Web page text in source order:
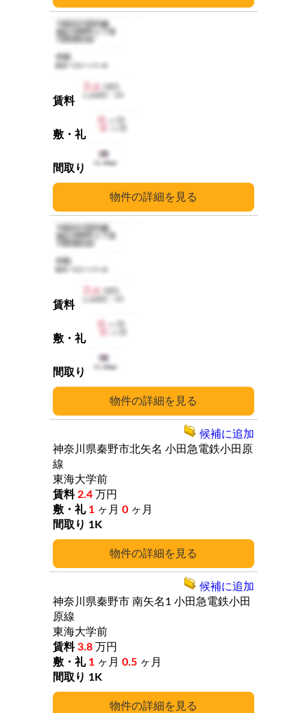
詳細
詳細
詳細
神奈川県秦野市北矢名 小田急電鉄小田原
線
東海大学前
2.4 万円
1 ヶ月 0 ヶ月
1K
候補に追加
詳細
神奈川県秦野市 南矢名1 小田急電鉄小田
原線
東海大学前
3.8 万円
1 ヶ月 0.5 ヶ月
1K
候補に追加